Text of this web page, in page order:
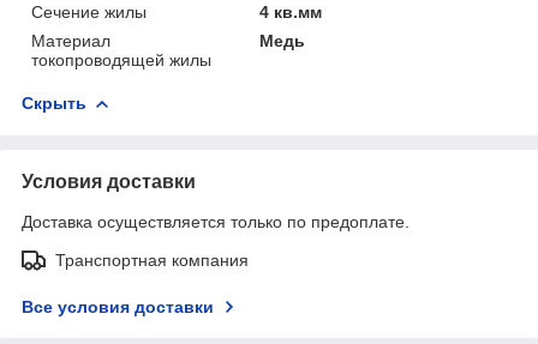
Сечение жилы
4 кв.мм
Материал
токопроводящей жилы
Медь
Скрыть
Условия доставки
Доставка осуществляется только по предоплате.
Транспортная компания
Все условия доставки